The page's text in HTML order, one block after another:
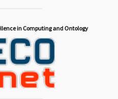
in Computing and Ontology